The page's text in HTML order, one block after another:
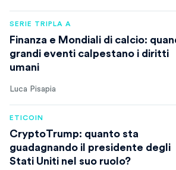
SERIE TRIPLA A
Finanza e Mondiali di calcio:
grandi eventi calpestano i diritti
umani
Luca Pisapia
ETICOIN
CryptoTrump: quanto sta
guadagnando il presidente degli
Stati Uniti nel suo ruolo?